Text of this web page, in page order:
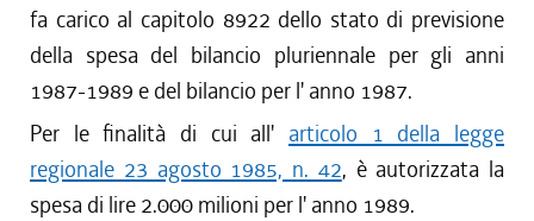
fa carico al capitolo 8922 dello stato di previsione
della spesa del bilancio pluriennale per gli anni
1987-1989 e del bilancio per l' anno 1987.
Per le finalità di cui all' articolo 1 della legge
regionale 23 agosto 1985, n. 42, è autorizzata la
spesa di lire 2.000 milioni per l' anno 1989.